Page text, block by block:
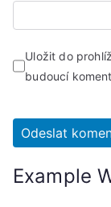
Uložit do
budoucí
Example